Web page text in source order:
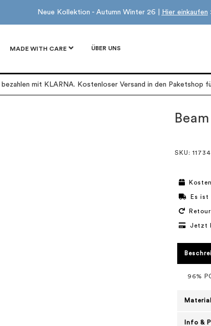
Neue Kollektion - Autumn Winter 26 | Hier einkaufen
MADE WITH CARE ÜBER UNS
mit KLARNA. Kostenloser Versand in den Paketshop
SKU : 11734
Es ist
Jetzt
96%
Info &